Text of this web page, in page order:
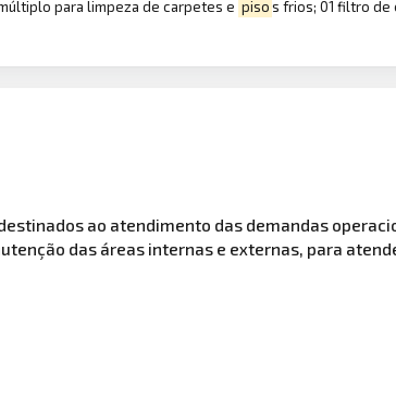
para limpeza de carpetes e pisos frios; 01 filtro de
ao atendimento das demandas
das áreas internas e externas, para